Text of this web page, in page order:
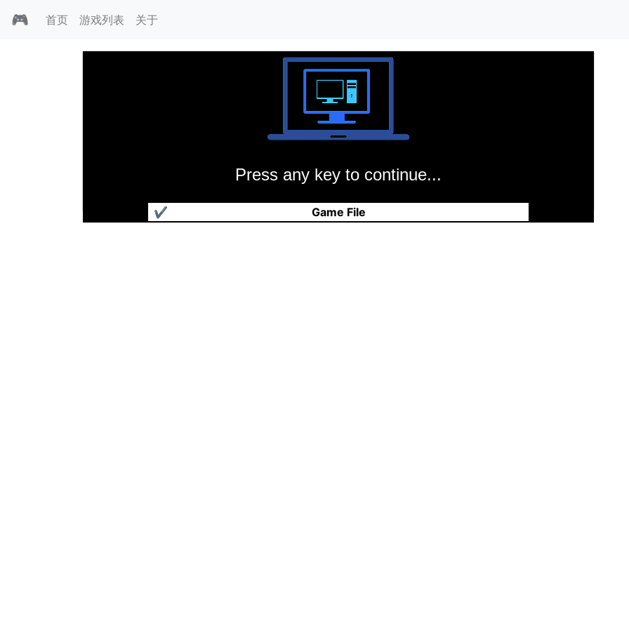
🎮 首页 游戏列表 关于
Press any key to continue...
Game File
✔